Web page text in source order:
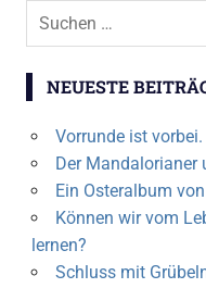
Suchen
NEUESTE
Vorrunde ist vorbei.
Der Mandalorianer
Ein Osteralbum
Können wir vom
lernen?
Schluss mit